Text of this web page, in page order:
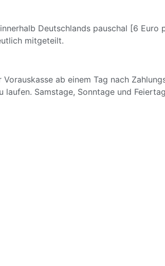
Deutschlands pauschal [6 Euro
mitgeteilt.
ab einem Tag nach
Samstage, Sonntage und